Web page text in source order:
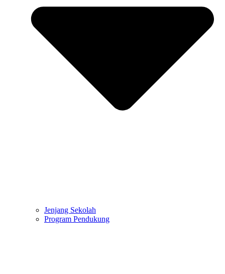
Jenjang Sekolah
Program Pendukung